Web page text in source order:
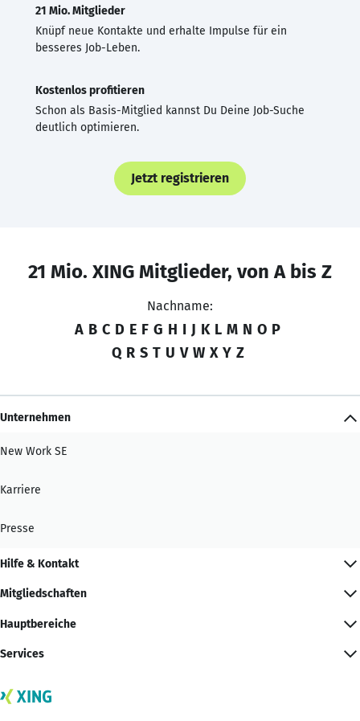
21 Mio. Mitglieder
Knüpf neue Kontakte und erhalte Impulse für ein
besseres Job-Leben.
Kostenlos profitieren
Schon als Basis-Mitglied kannst Du Deine Job-Suche
deutlich optimieren.
Jetzt registrieren
21 Mio. XING Mitglieder, von A bis Z
Nachname:
A B C D E F G H I J K L M N O P
Q R S T U V W X Y Z
Unternehmen
New Work SE
Karriere
Presse
Hilfe & Kontakt
Mitgliedschaften
Hauptbereiche
Services